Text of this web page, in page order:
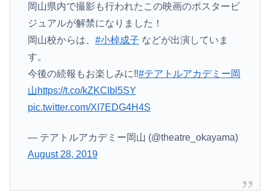
岡山県内で撮影も行われたこの映画のポスタービ
ジュアルが解禁になりました！
岡山校からは、 #小棹成子 などが出演していま
す。
今後の続報もお楽しみに‼️#テアトルアカデミー岡
山https://t.co/kZKClbl5SY
pic.twitter.com/XI7EDG4H4S
— テアトルアカデミー岡山 (@theatre_okayama)
August 28, 2019